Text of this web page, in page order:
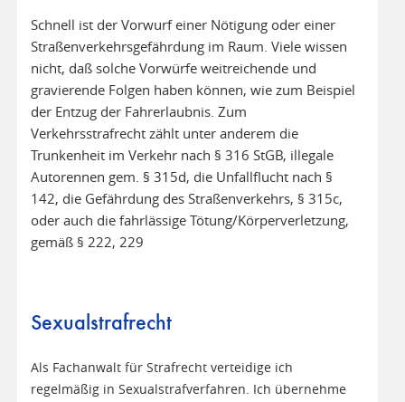
Schnell ist der Vorwurf einer Nötigung oder einer
Straßenverkehrsgefährdung im Raum. Viele wissen
nicht, daß solche Vorwürfe weitreichende und
gravierende Folgen haben können, wie zum Beispiel
der Entzug der Fahrerlaubnis. Zum
Verkehrsstrafrecht zählt unter anderem die
Trunkenheit im Verkehr nach § 316 StGB, illegale
Autorennen gem. § 315d, die Unfallflucht nach §
142, die Gefährdung des Straßenverkehrs, § 315c,
oder auch die fahrlässige Tötung/Körperverletzung,
gemäß § 222, 229
Sexualstrafrecht
Als Fachanwalt für Strafrecht verteidige ich
regelmäßig in Sexualstrafverfahren. Ich übernehme